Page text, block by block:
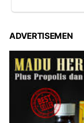
ADVERTISEMEN